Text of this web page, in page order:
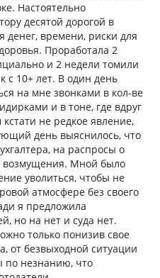
Настоятельно
десятой дорогой в
денег, времени, риски для
Проработала 2
и 2 недели томили
с 10+ лет. В один день
на мне звонками в кол-ве
и в тоне, где вдруг
не редкое явление,
день выяснилось, что
на распросы о
возмущения. Мной было
уволиться, чтобы не
атмосфере без своего
я предложила
но на нет и суда нет.
только понизив свое
от безвыходной ситуации
по незнанию, что